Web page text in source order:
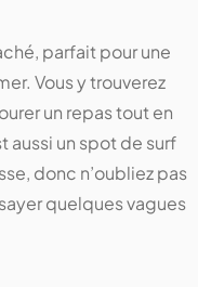
parfait pour une
Vous y trouverez
un repas tout en
aussi un spot de surf
donc n’oubliez pas
quelques vagues